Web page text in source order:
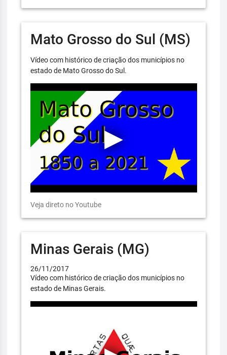
Mato Grosso do Sul (MS)
Vídeo com histórico de criação dos municípios no
estado de Mato Grosso do Sul.
Veja direto no Youtube
Minas Gerais (MG)
26/11/2017
Vídeo com histórico de criação dos municípios no
estado de Minas Gerais.